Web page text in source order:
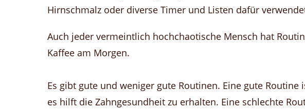
Hirnschmalz oder diverse Timer und Listen dafür
Auch jeder vermeintlich hochchaotische Mensch hat
Kaffee am Morgen.
Es gibt gute und weniger gute Routinen. Eine gute Routine
es hilft die Zahngesundheit zu erhalten. Eine schlechte